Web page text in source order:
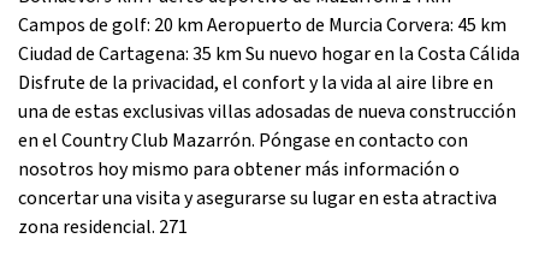
Campos de golf: 20 km Aeropuerto de Murcia Corvera: 45 km
Ciudad de Cartagena: 35 km Su nuevo hogar en la Costa Cálida
Disfrute de la privacidad, el confort y la vida al aire libre en
una de estas exclusivas villas adosadas de nueva construcción
en el Country Club Mazarrón. Póngase en contacto con
nosotros hoy mismo para obtener más información o
concertar una visita y asegurarse su lugar en esta atractiva
zona residencial. 271